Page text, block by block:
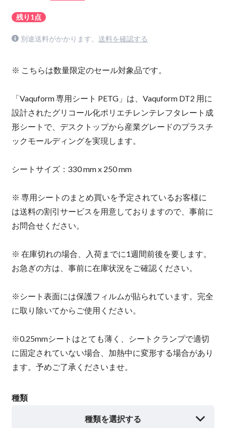
残り1点
別途送料がかかります。 送料を確認する
※ こちらは数量限定のセール対象品です。
「Vaquform 専用シート PETG」は、Vaquform DT2 用に
設計されたグリコール化ポリエチレンテレフタレート成
形シートで、デスクトップから産業グレードのプラスチ
ックモールディングを実現します。
シートサイズ：330 mm x 250 mm
※ 専用シートのまとめ買いを予定されているお客様に
は送料の割引サービスを用意しておりますので、事前に
お問合せください。
※ 在庫切れの場合、入荷までに1週間前後を要します。
お急ぎの方は、事前に在庫状況をご確認ください。
※シート表面には保護フィルムが貼られています。完全
に取り除いてからご使用ください。
※0.25mmシートはとても薄く、シートクランプで適切
に固定されていない場合、加熱中に変形する場合があり
ます。予めご了承くださいませ。
種類
種類を選択する